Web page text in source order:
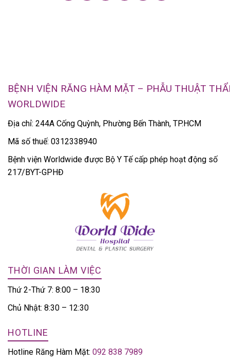
BỆNH VIỆN RĂNG HÀM MẶT – PHẪU THUẬT
WORLDWIDE
Địa chỉ: 244A Cống Quỳnh, Phường Bến Thành, TP.HCM
Mã số thuế: 0312338940
Bệnh viện Worldwide được Bộ Y Tế cấp phép hoạt động số
217/BYT-GPHĐ
THỜI GIAN LÀM VIỆC
Thứ 2-Thứ 7: 8:00 – 18:30
Chủ Nhật: 8:30 – 12:30
HOTLINE
Hotline Răng Hàm Mặt: 092 838 7989